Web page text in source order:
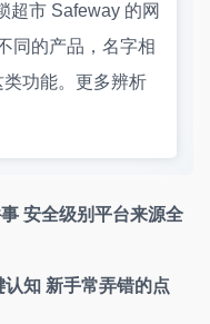
超市 Safeway 的网
同的产品，名字相
功能。更多辨析
安全级别平台来源全
知 新手常弄错的点